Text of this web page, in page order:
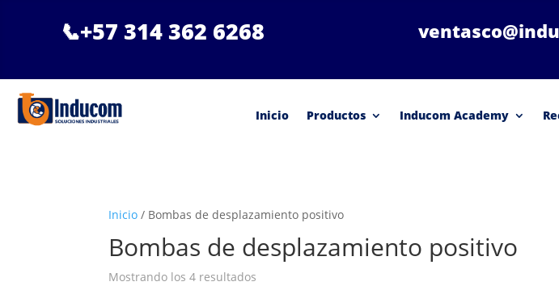
📞+57 314 362 6268
Inicio Productos Inducom Academy
Inicio / Bombas de desplazamiento positivo
Bombas de desplazamiento positivo
Mostrando los 4 resultados